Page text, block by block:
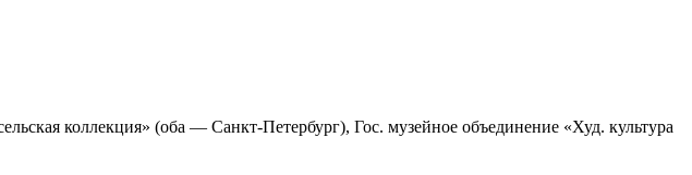
коллекция» (оба — Санкт‑Петербург), Гос. музейное объединение «Худ. культура